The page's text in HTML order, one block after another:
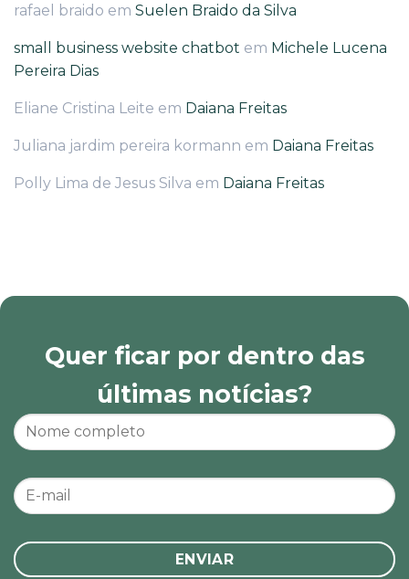
rafael braido em Suelen Braido da Silva
small business website chatbot em Michele Lucena
Pereira Dias
Eliane Cristina Leite em Daiana Freitas
Juliana jardim pereira kormann em Daiana Freitas
Polly Lima de Jesus Silva em Daiana Freitas
Quer ficar por dentro das
últimas notícias?